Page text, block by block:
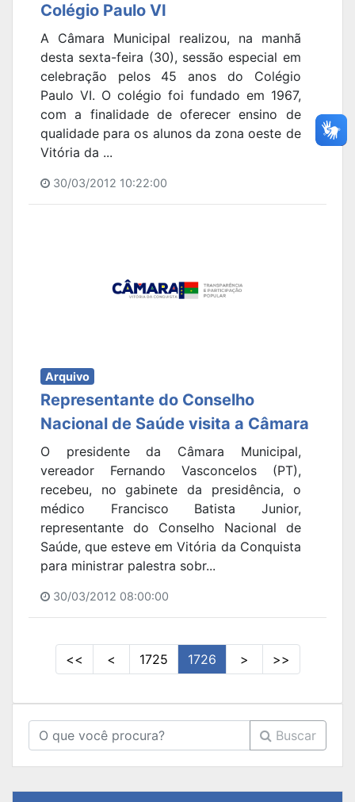
Colégio Paulo VI
A Câmara Municipal realizou, na manhã
desta sexta-feira (30), sessão especial em
celebração pelos 45 anos do Colégio
Paulo VI. O colégio foi fundado em 1967,
com a finalidade de oferecer ensino de
qualidade para os alunos da zona oeste de
Vitória da ...
30/03/2012 10:22:00
Arquivo
Representante do Conselho
Nacional de Saúde visita a Câmara
O presidente da Câmara Municipal,
vereador Fernando Vasconcelos (PT),
recebeu, no gabinete da presidência, o
médico Francisco Batista Junior,
representante do Conselho Nacional de
Saúde, que esteve em Vitória da Conquista
para ministrar palestra sobr...
30/03/2012 08:00:00
<< < 1725 1726 > >>
Buscar